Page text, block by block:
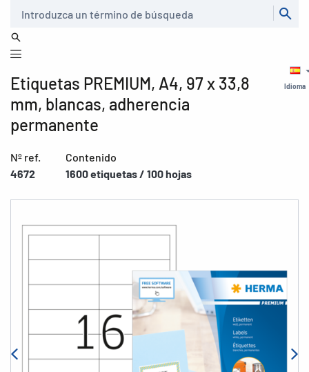
Idioma
Etiquetas PREMIUM, A4, 97 x 33,8
mm, blancas, adherencia
permanente
Nº ref.
4672
Contenido
1600 etiquetas / 100 hojas